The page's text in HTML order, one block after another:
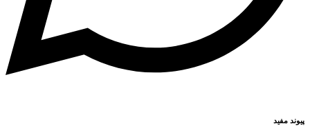
پیوند مفید